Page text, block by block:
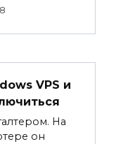
VPS и
На
он